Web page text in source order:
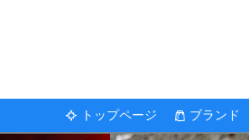
トップページ ブランド